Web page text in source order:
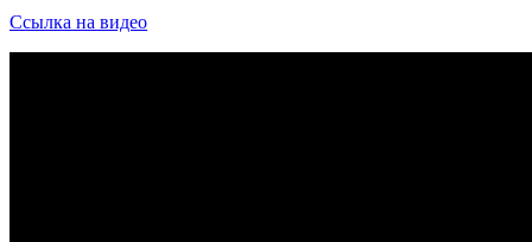
Ссылка на видео